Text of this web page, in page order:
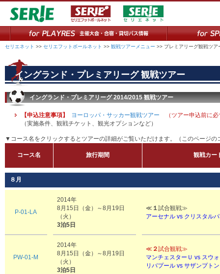
セリエネット >> セリエフットボールネット >> 観戦ツアーメニュー >> プレミアリーグ観戦ツア
イングランド・プレミアリーグ 観戦ツアー
イングランド・プレミアリーグ 2014/2015 観戦ツアー
【申込注意事項】 ヨーロッパ・サッカー観戦ツアー
（ツアー申込前に
（実施条件、観戦チケット、観光オプションなど）
▼コース名をクリックするとツアーの詳細がご覧いただけます。（このページの
コース名 旅行期間 観戦カー
８月
P-01-LA
2014年
8月15日（金）～8月19日
（火）
3泊5日
≪ １試合観戦≫
アーセナル vs クリスタル
PW-01-M
2014年
8月15日（金）～8月19日
（火）
3泊5日
≪ ２試合観戦≫
マンチェスターＵ vs スウ
リバプール vs サザンプトン